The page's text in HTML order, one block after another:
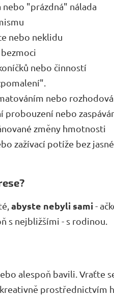
"prázdná" nálada
nebo neklidu
nebo činností
nebo
probouzení nebo
změny hmotnosti
zažívací potíže bez
abyste nebyli sami-
s nejbližšími - s rodinou.
alespoň bavili. Vraťte
prostřednictvím